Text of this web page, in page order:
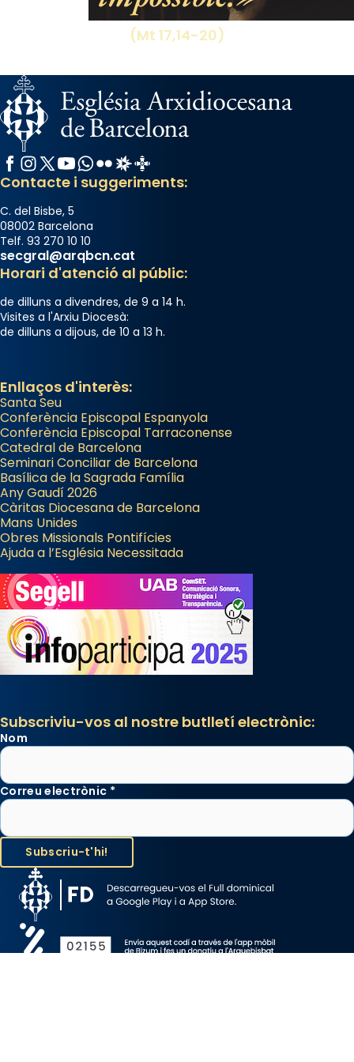
(Mt 17,14-20)
Facebook
Instagram
X / Twitter
YouTube
WhatsApp
FlickrRadio Estel
Catalunya Cristiana
Contacte i suggeriments:
C. del Bisbe, 5
08002 Barcelona
Telf. 93 270 10 10
secgral@arqbcn.cat
Horari d'atenció al públic:
de dilluns a divendres, de 9 a 14 h.
Visites a l'Arxiu Diocesà:
de dilluns a dijous, de 10 a 13 h.
Enllaços d'interès:
Santa Seu
Conferència Episcopal Espanyola
Conferència Episcopal Tarraconense
Catedral de Barcelona
Seminari Conciliar de Barcelona
Basílica de la Sagrada Família
Any Gaudí 2026
Càritas Diocesana de Barcelona
Mans Unides
Obres Missionals Pontifícies
Ajuda a l’Església Necessitada
Subscriviu-vos al nostre butlletí electrònic:
Nom
Correu electrònic *